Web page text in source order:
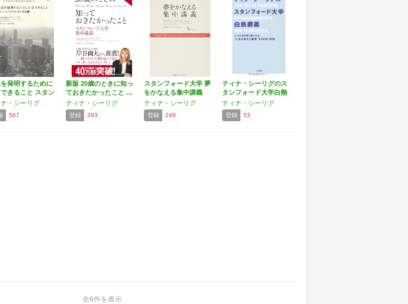
発明するために
きること スタン
・シーリグ
567
新版 20歳のときに知っ
ておきたかったこと …
ティナ・シーリグ
登録 393
スタンフォード大学 夢
をかなえる集中講義
ティナ・シーリグ
登録 249
ティナ・シーリグのス
タンフォード大学白熱
講義…
ティナ・シーリグ
登録 53
全6件を表示